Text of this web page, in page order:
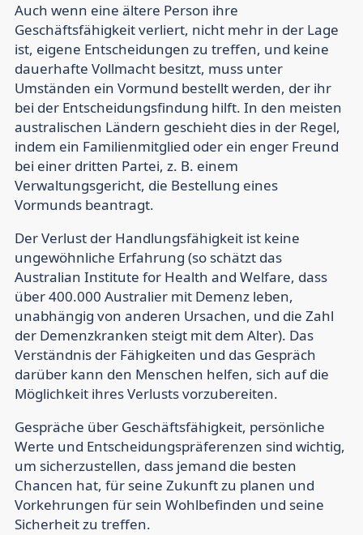
Auch wenn eine ältere Person ihre
Geschäftsfähigkeit verliert, nicht mehr in der Lage
ist, eigene Entscheidungen zu treffen, und keine
dauerhafte Vollmacht besitzt, muss unter
Umständen ein Vormund bestellt werden, der ihr
bei der Entscheidungsfindung hilft. In den meisten
australischen Ländern geschieht dies in der Regel,
indem ein Familienmitglied oder ein enger Freund
bei einer dritten Partei, z. B. einem
Verwaltungsgericht, die Bestellung eines
Vormunds beantragt.
Der Verlust der Handlungsfähigkeit ist keine
ungewöhnliche Erfahrung (so schätzt das
Australian Institute for Health and Welfare, dass
über 400.000 Australier mit Demenz leben,
unabhängig von anderen Ursachen, und die Zahl
der Demenzkranken steigt mit dem Alter). Das
Verständnis der Fähigkeiten und das Gespräch
darüber kann den Menschen helfen, sich auf die
Möglichkeit ihres Verlusts vorzubereiten.
Gespräche über Geschäftsfähigkeit, persönliche
Werte und Entscheidungspräferenzen sind wichtig,
um sicherzustellen, dass jemand die besten
Chancen hat, für seine Zukunft zu planen und
Vorkehrungen für sein Wohlbefinden und seine
Sicherheit zu treffen.